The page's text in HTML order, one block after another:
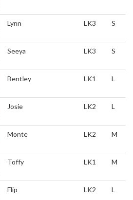
Lynn LK3 S
Seeya LK3 S
Bentley LK1 L
Josie LK2 L
Monte LK2 M
Toffy LK1 M
Flip LK2 L